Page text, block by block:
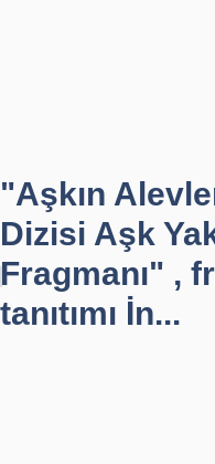
"Aşkın
Dizisi Aşk
Fragmanı" ,
tanıtımı İn...